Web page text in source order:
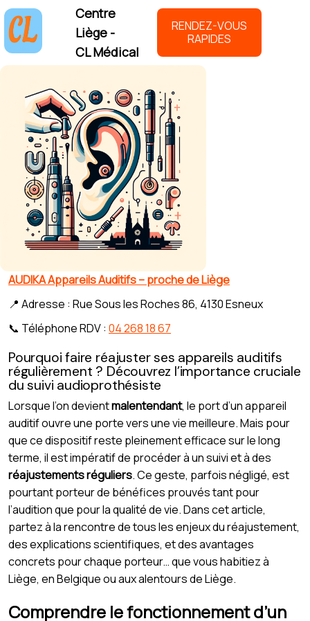
Centre
Liège -
CL Médical
RENDEZ-VOUS
RAPIDES
AUDIKA Appareils Auditifs – proche de Liège
📍 Adresse : Rue Sous les Roches 86, 4130 Esneux
📞 Téléphone RDV : 04 268 18 67
Pourquoi faire réajuster ses appareils auditifs
régulièrement ? Découvrez l’importance cruciale
du suivi audioprothésiste
Lorsque l’on devientmalentendant, le port d’un appareil
auditif ouvre une porte vers une vie meilleure. Mais pour
que ce dispositif reste pleinement efficace sur le long
terme, il est impératif de procéder à un suivi et à des
réajustements réguliers. Ce geste, parfois négligé, est
pourtant porteur de bénéfices prouvés tant pour
l’audition que pour la qualité de vie. Dans cet article,
partez à la rencontre de tous les enjeux du réajustement,
des explications scientifiques, et des avantages
concrets pour chaque porteur… que vous habitiez à
Liège, en Belgique ou aux alentours de Liège.
Comprendre le fonctionnement d’un